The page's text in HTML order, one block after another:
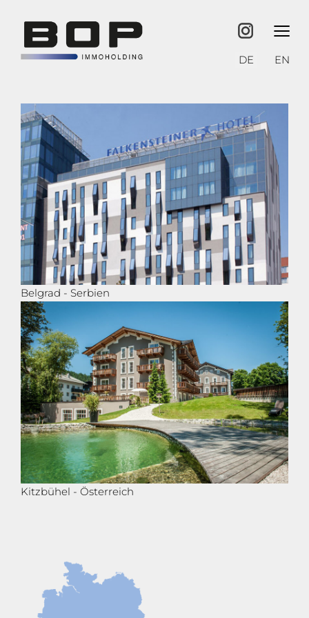
≡
Sprache
DE EN
Belgrad - Serbien
Kitzbühel - Österreich